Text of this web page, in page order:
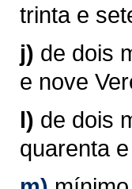
trinta e
j) de dois
e nove
l) de dois
quarenta